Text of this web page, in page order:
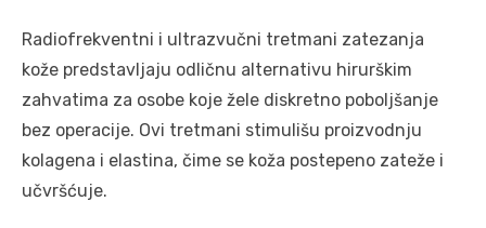
Radiofrekventni i ultrazvučni tretmani zatezanja
kože predstavljaju odličnu alternativu hirurškim
zahvatima za osobe koje žele diskretno poboljšanje
bez operacije. Ovi tretmani stimulišu proizvodnju
kolagena i elastina, čime se koža postepeno zateže i
učvršćuje.